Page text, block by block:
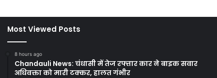
Most Viewed Posts
8 hours ago
Chandauli News: चंधासी में तेज रफ्तार कार ने बाइक सवार
अधिवक्ता को मारी टक्कर, हालत गंभीर